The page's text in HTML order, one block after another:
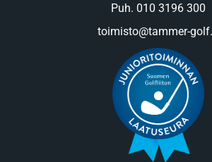
Puh. 010 3196 300
toimisto@tammer-